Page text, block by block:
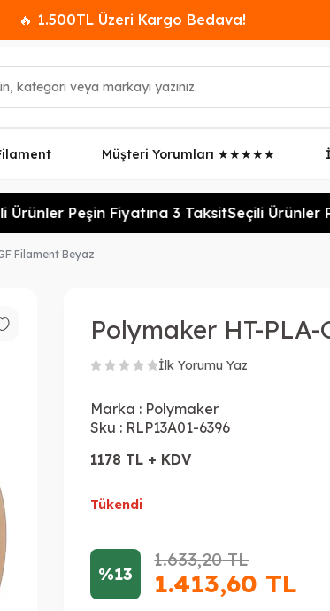
🔥 1.500TL Üzeri Kargo Bedava!
Müşteri Yorumları ★★★★★
Peşin Fiyatına 3 TaksitSeçili Ürünler
Filament Beyaz
Polymaker HT-
İlk Yorumu Yaz
Marka : Polymaker
Sku : RLP13A01-6396
1178 TL + KDV
Tükendi
%13
1.633,20TL
1.413,60 TL